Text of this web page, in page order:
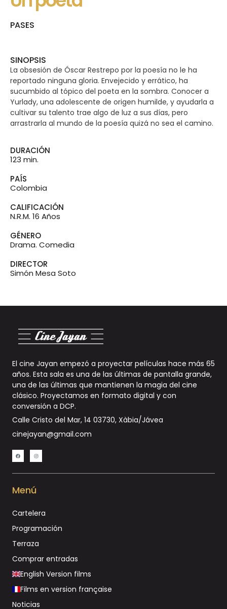
PASES
SINOPSIS
La obsesión de Óscar Restrepo por la poesía no le ha
reportado ninguna gloria. Envejecido y errático, ha
sucumbido al tópico del poeta en la sombra. Conocer a
Yurlady, una adolescente de origen humilde, y ayudarla a
cultivar su talento trae algo de luz a sus días, pero
arrastrarla al mundo de la poesía quizá no sea el camino.
DURACIÓN
123 min.
PAÍS
Colombia
CALIFICACIÓN
N.R.M. 16 Años
GÉNERO
Drama. Comedia
DIRECTOR
Simón Mesa Soto
El cine Jayan empezó a proyectar películas hace más 65
años. Esta sala es una de las últimas de pantalla grande,
una de las últimas que mantienen la magia del cine
clásico. Proyectamos en formato digital y con
conversión a DCP.
Calle Cristo del Mar, 14 03730, Xàbia/Jávea
cinejayan@gmail.com
Menú
Cartelera
Programación
Terraza
Comprar entradas
English Version films
Films en version française
Noticias